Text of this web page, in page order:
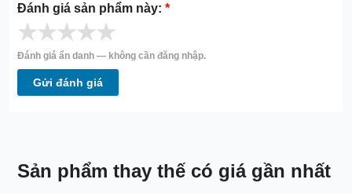
Đánh giá sản phẩm này:*
★★★★★
Đánh giá ẩn danh — không cần đăng nhập.
Gửi đánh giá
Sản phẩm thay thế có giá gần nhất